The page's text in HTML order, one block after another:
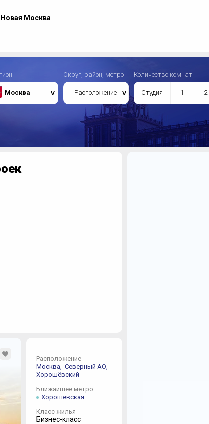
Новая Москва
Москва
Округ, район, метро
Расположение
Количество комнат
Студия 1 2
Расположение
Москва, Северный АО,
Хорошёвский
Ближайшее метро
Хорошёвская
Класс жилья
Бизнес-класс